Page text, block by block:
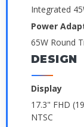
Integrated
Power
65W Round
DESIGN
Display
17.3" FHD
NTSC